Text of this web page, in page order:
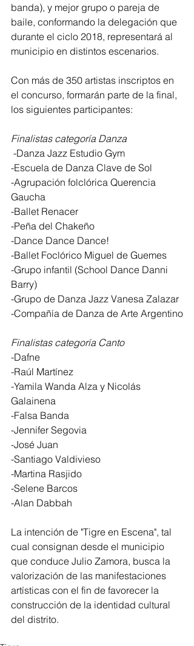
banda), y mejor grupo o pareja de
baile, conformando la delegación que
durante el ciclo 2018, representará al
municipio en distintos escenarios.
Con más de 350 artistas inscriptos en
el concurso, formarán parte de la final,
los siguientes participantes:
Finalistas categoría Danza
-Danza Jazz Estudio Gym
-Escuela de Danza Clave de Sol
-Agrupación folclórica Querencia
Gaucha
-Ballet Renacer
-Peña del Chakeño
-Dance Dance Dance!
-Ballet Foclórico Miguel de Guemes
-Grupo infantil (School Dance Danni
Barry)
-Grupo de Danza Jazz Vanesa Zalazar
-Compañía de Danza de Arte Argentino
Finalistas categoría Canto
-Dafne
-Raúl Martínez
-Yamila Wanda Alza y Nicolás
Galainena
-Falsa Banda
-Jennifer Segovia
-José Juan
-Santiago Valdivieso
-Martina Rasjido
-Selene Barcos
-Alan Dabbah
La intención de "Tigre en Escena", tal
cual consignan desde el municipio
que conduce Julio Zamora, busca la
valorización de las manifestaciones
artísticas con el fin de favorecer la
construcción de la identidad cultural
del distrito.